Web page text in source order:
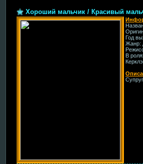
Хороший мальчик / Красивый
Год
Жанр:
В